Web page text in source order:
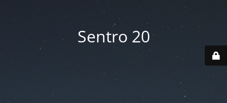
Sentro 20